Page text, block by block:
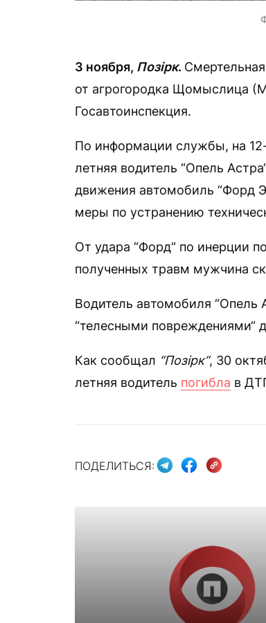
3 ноября, Позірк.
от агрогородка Щомыслица
Госавтоинспекция.
По информации службы, на
летняя водитель “Опель
движения автомобиль “Форд
меры по устранению
От удара “Форд“ по инерции
полученных травм мужчина
Водитель автомобиля “Опель
“телесными повреждениями“
Как сообщал “Позірк“, 30
летняя водитель погибла в
ПОДЕЛИТЬСЯ: